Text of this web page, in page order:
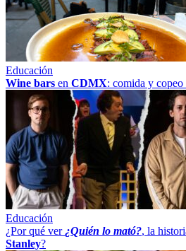
Educación
Wine bars en CDMX: comida y copeo
Educación
¿Por qué ver ¿Quién lo mató?, la
Stanley?